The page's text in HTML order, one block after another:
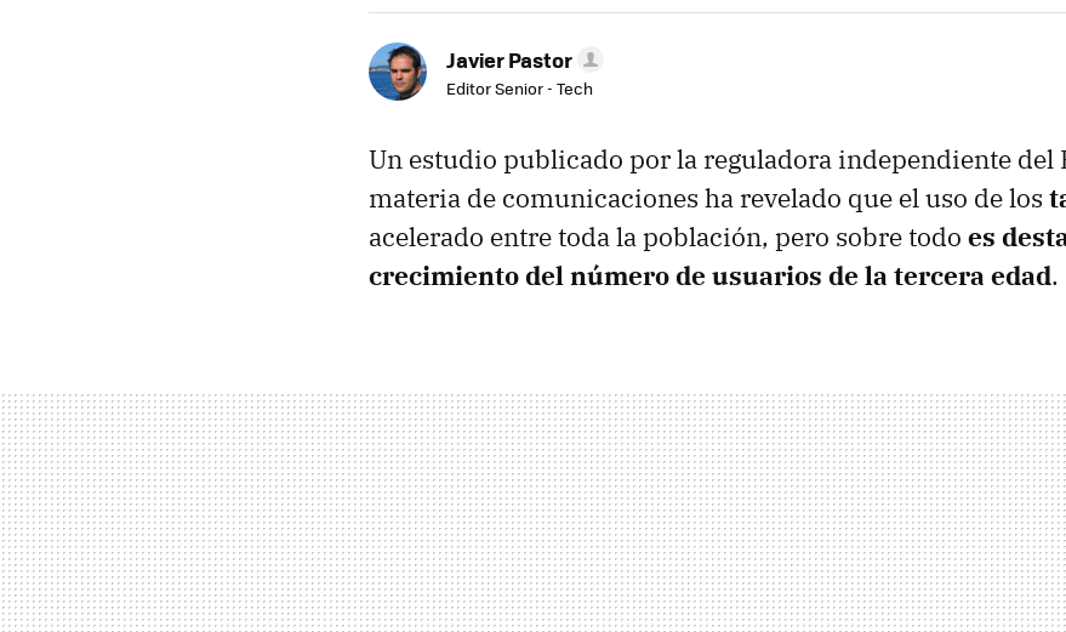
Javier Pastor
Editor Senior - Tech
Un estudio publicado por la reguladora independiente del
materia de comunicaciones ha revelado que el uso de los
acelerado entre toda la población, pero sobre todo es
crecimiento del número de usuarios de la tercera edad.